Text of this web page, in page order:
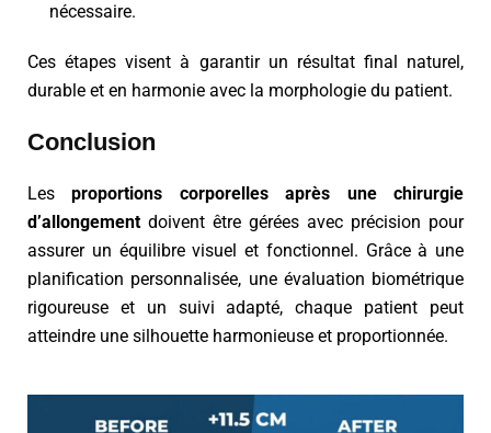
nécessaire.
Ces étapes visent à garantir un résultat final naturel,
durable et en harmonie avec la morphologie du patient.
Conclusion
Lesproportions corporelles après une chirurgie
d’allongement doivent être gérées avec précision pour
assurer un équilibre visuel et fonctionnel. Grâce à une
planification personnalisée, une évaluation biométrique
rigoureuse et un suivi adapté, chaque patient peut
atteindre une silhouette harmonieuse et proportionnée.